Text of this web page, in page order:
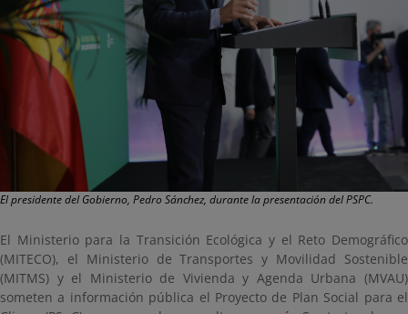
El presidente del Gobierno, Pedro Sánchez, durante la presentación del PSPC.
El Ministerio para la Transición Ecológica y el Reto Demográfico
(MITECO), el Ministerio de Transportes y Movilidad Sostenible
(MITMS) y el Ministerio de Vivienda y Agenda Urbana (MVAU)
someten a información pública el Proyecto de Plan Social para el